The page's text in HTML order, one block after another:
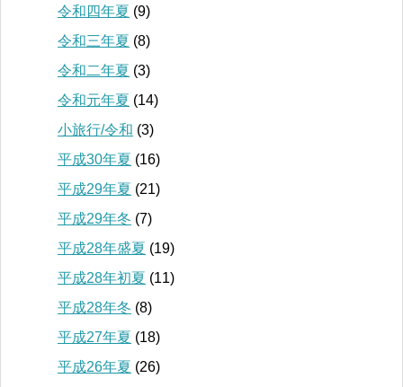
令和四年夏 (9)
令和三年夏 (8)
令和二年夏 (3)
令和元年夏 (14)
小旅行/令和 (3)
平成30年夏 (16)
平成29年夏 (21)
平成29年冬 (7)
平成28年盛夏 (19)
平成28年初夏 (11)
平成28年冬 (8)
平成27年夏 (18)
平成26年夏 (26)